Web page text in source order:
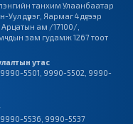
танхим Улаанбаатар
Уул дүүрэг, Яармаг 4 дүгээр
ам /17100/,
зам гудамж 1267 тоот
утас
5501 9990-5502 9990-
5536 9990-5537